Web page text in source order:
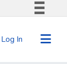
BR
Log In (current)